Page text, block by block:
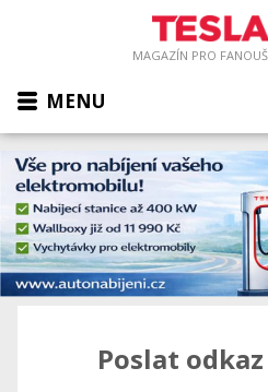
MAGAZÍN PRO
MENU
Poslat